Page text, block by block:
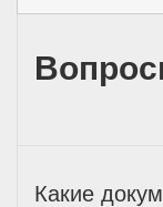
Какие